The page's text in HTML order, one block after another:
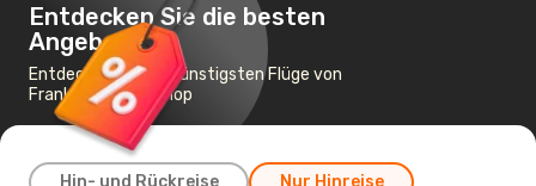
Entdecken Sie die besten
Angebote
Entdecken Sie die günstigsten Flüge von
Frankfurt nach Sinop
Hin- und Rückreise Nur Hinreise